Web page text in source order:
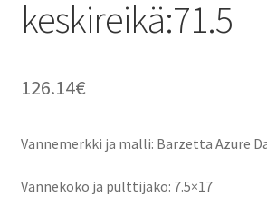
keskireikä:71.5
126.14€
Vannemerkki ja malli: Barzetta Azure
Vannekoko ja pulttijako: 7.5×17